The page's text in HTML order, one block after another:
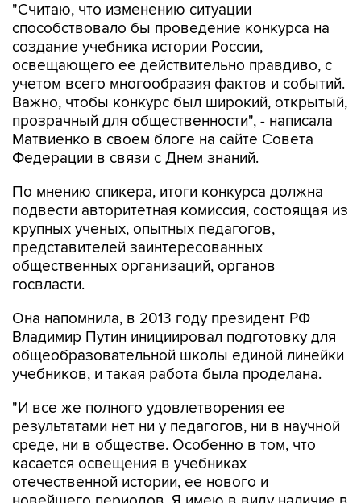
"Считаю, что изменению ситуации
способствовало бы проведение конкурса на
создание учебника истории России,
освещающего ее действительно правдиво, с
учетом всего многообразия фактов и событий.
Важно, чтобы конкурс был широкий, открытый,
прозрачный для общественности", - написала
Матвиенко в своем блоге на сайте Совета
Федерации в связи с Днем знаний.
По мнению спикера, итоги конкурса должна
подвести авторитетная комиссия, состоящая из
крупных ученых, опытных педагогов,
представителей заинтересованных
общественных организаций, органов
госвласти.
Она напомнила, в 2013 году президент РФ
Владимир Путин инициировал подготовку для
общеобразовательной школы единой линейки
учебников, и такая работа была проделана.
"И все же полного удовлетворения ее
результатами нет ни у педагогов, ни в научной
среде, ни в обществе. Особенно в том, что
касается освещения в учебниках
отечественной истории, ее нового и